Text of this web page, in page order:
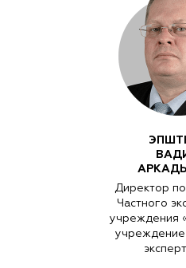
Директор
Частного
учреждения
учреждение